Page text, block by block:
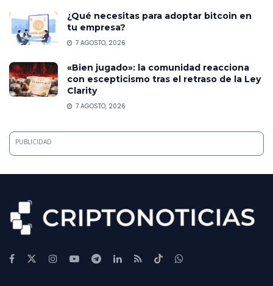
¿Qué necesitas para adoptar bitcoin en
tu empresa?
7 AGOSTO, 2026
«Bien jugado»: la comunidad reacciona
con escepticismo tras el retraso de la Ley
Clarity
7 AGOSTO, 2026
PUBLICIDAD